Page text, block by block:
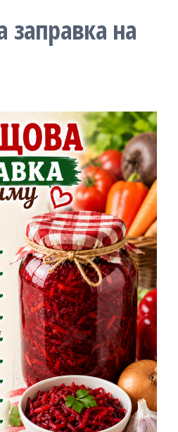
заправка на